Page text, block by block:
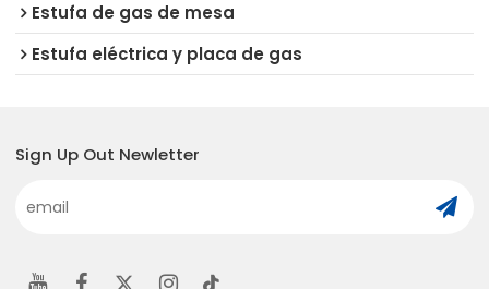
Estufa de gas de mesa
Estufa eléctrica y placa de gas
Sign Up Out Newletter